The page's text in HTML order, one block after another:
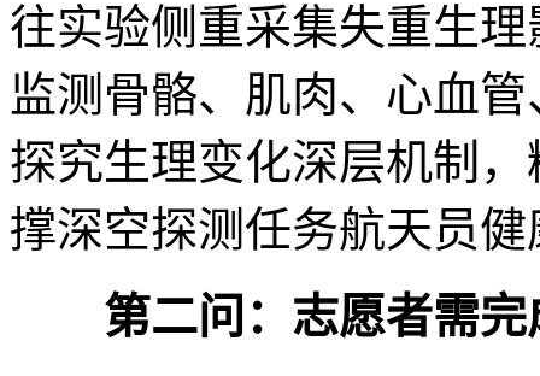
往实验侧重采集失重生
监测骨骼、肌肉、心血
探究生理变化深层机制
撑深空探测任务航天员
第二问：志愿者需